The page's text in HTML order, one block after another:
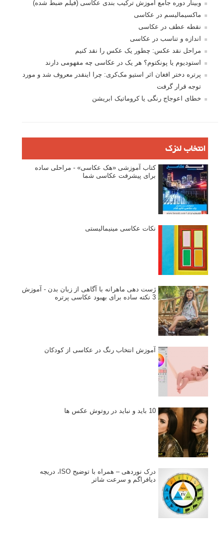
وبینار دوره جامع آموزش ترکیب بندی عکاسی (فیلم ضبط شده)
ماکسیمالیسم در عکاسی
نقطه عطف در عکاسی
اندازه و تناسب در عکاسی
مراحل نقد عکس: چطور یک عکس را نقد کنیم
استودیوم یا پونکتوم؟ هر یک در عکاسی چه مفهومی دارند
پرتره دختر افغان اثر استیو مک‌کری: چرا اینقدر معروف شد و مورد
توجه قرار گرفت
خطای اعوجاج رنگی یا کروماتیک ابریشن
انتخاب لنزک
کتاب آموزشی «هک عکاسی» - مراحلی ساده
برای پیشرفت عکاسی شما
نکات عکاسی مینیمالیستی
ژست دهی ماهرانه با آگاهی از زبان بدن - آموزش
3 نکته ساده برای بهبود عکاسی پرتره
آموزش انتخاب رنگ در عکاسی از کودکان
10 باید و نباید در روتوش عکس ها
درک نوردهی – همراه با توضیح ISO، دریچه
دیافراگم و سرعت شاتر